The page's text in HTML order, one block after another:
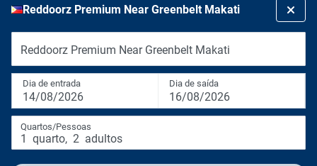
Reddoorz Premium Near Greenbelt Makati
Reddoorz Premium Near Greenbelt Makati
Dia de entrada
14/08/2026
Dia de saída
16/08/2026
Quartos/Pessoas
1 quarto, 2 adultos